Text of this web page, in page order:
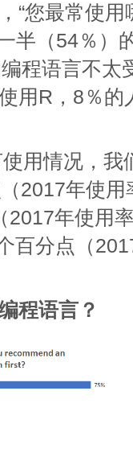
“您最常使
半（54％）
程语言不太
用R，8％的
用情况，我
（2017年使
2017年使用
百分点（
程语言？